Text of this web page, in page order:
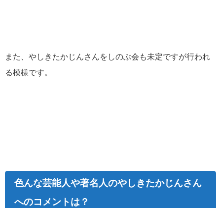
また、やしきたかじんさんをしのぶ会も未定ですが行われ
る模様です。
色んな芸能人や著名人のやしきたかじんさん
へのコメントは？